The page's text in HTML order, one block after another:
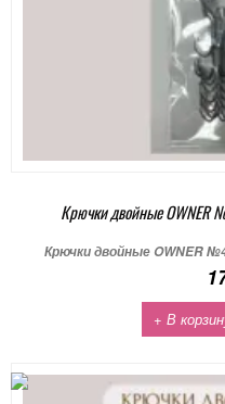
Крючки двойные OWNER
Крючки двойные OWNER
+ В